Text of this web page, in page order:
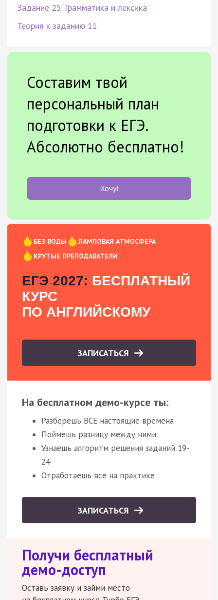
Задание 25. Грамматика и лексика
Теория к заданию 11
Составим твой
персональный план
подготовки к ЕГЭ.
Абсолютно бесплатно!
Хочу!
БЕЗ ВОДЫ
ЛАМПОВАЯ АТМОСФЕРА
КРУТЫЕ ПРЕПОДАВАТЕЛИ
ЕГЭ 2027: БЕСПЛАТНЫЙ
КУРС
ПО АНГЛИЙСКОМУ
ЗАПИСАТЬСЯ
На бесплатном демо-курсе ты:
Разберешь ВСЕ настоящие времена
Поймешь разницу между ними
Узнаешь алгоритм решения заданий 19-
24
Отработаешь все на практике
ЗАПИСАТЬСЯ
Получи бесплатный
демо-доступ
Оставь заявку и займи место